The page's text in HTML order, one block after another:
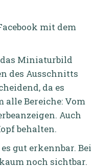
mit dem
Miniaturbild
des Ausschnitts
da es
alle Bereiche: Vom
Auch
behalten.
gut erkennbar. Bei
noch sichtbar.